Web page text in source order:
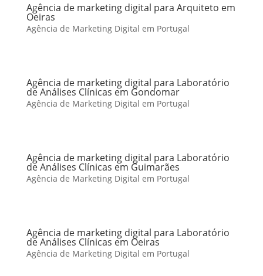
Agência de marketing digital para Arquiteto em
Oeiras
Agência de Marketing Digital em Portugal
Agência de marketing digital para Laboratório
de Análises Clínicas em Gondomar
Agência de Marketing Digital em Portugal
Agência de marketing digital para Laboratório
de Análises Clínicas em Guimarães
Agência de Marketing Digital em Portugal
Agência de marketing digital para Laboratório
de Análises Clínicas em Oeiras
Agência de Marketing Digital em Portugal